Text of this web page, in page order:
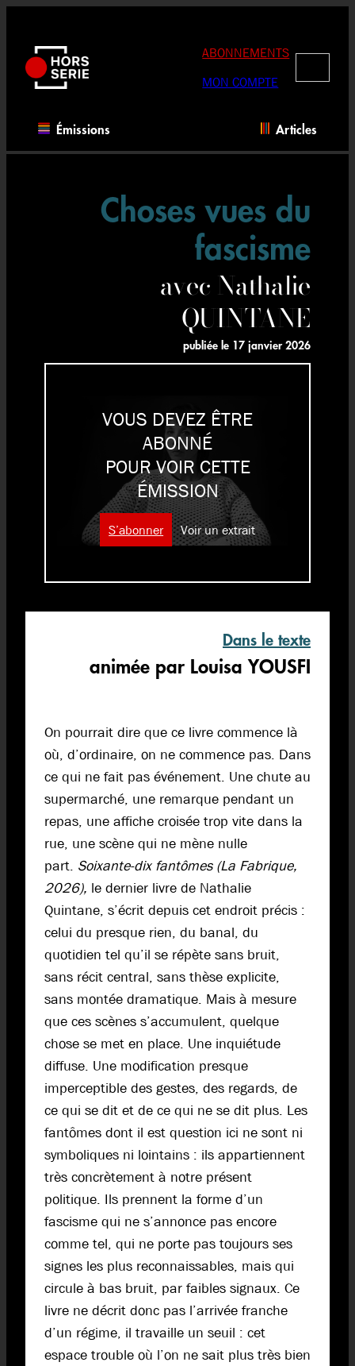
contenu
ABONNEMENTS
MON COMPTE
Émissions Articles
Choses vues du
fascisme
avec Nathalie
QUINTANE
publiée le 17 janvier 2026
VOUS DEVEZ ÊTRE
ABONNÉ
POUR VOIR CETTE
ÉMISSION
S’abonner Voir un extrait
Dans le texte
animée par Louisa YOUSFI
On pourrait dire que ce livre commence là
où, d’ordinaire, on ne commence pas. Dans
ce qui ne fait pas événement. Une chute au
supermarché, une remarque pendant un
repas, une affiche croisée trop vite dans la
rue, une scène qui ne mène nulle
part. Soixante-dix fantômes (La Fabrique,
2026), le dernier livre de Nathalie
Quintane, s’écrit depuis cet endroit précis :
celui du presque rien, du banal, du
quotidien tel qu’il se répète sans bruit,
sans récit central, sans thèse explicite,
sans montée dramatique. Mais à mesure
que ces scènes s’accumulent, quelque
chose se met en place. Une inquiétude
diffuse. Une modification presque
imperceptible des gestes, des regards, de
ce qui se dit et de ce qui ne se dit plus. Les
fantômes dont il est question ici ne sont ni
symboliques ni lointains : ils appartiennent
très concrètement à notre présent
politique. Ils prennent la forme d’un
fascisme qui ne s’annonce pas encore
comme tel, qui ne porte pas toujours ses
signes les plus reconnaissables, mais qui
circule à bas bruit, par faibles signaux. Ce
livre ne décrit donc pas l’arrivée franche
d’un régime, il travaille un seuil : cet
espace trouble où l’on ne sait plus très bien